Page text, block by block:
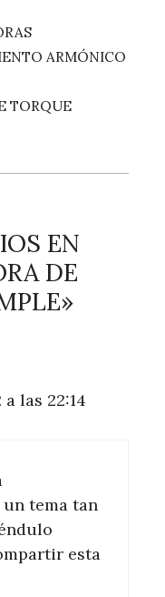
ARMÓNICO
TORQUE
EN
DE
las 22:14
tema tan
esta